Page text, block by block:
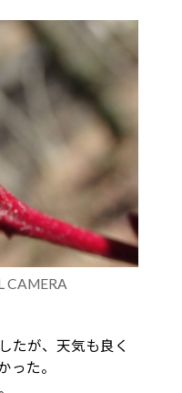
CAMERA
たが、天気も良く
った。